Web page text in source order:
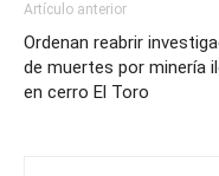
Artículo anterior
Ordenan reabrir
de muertes por minería
en cerro El Toro